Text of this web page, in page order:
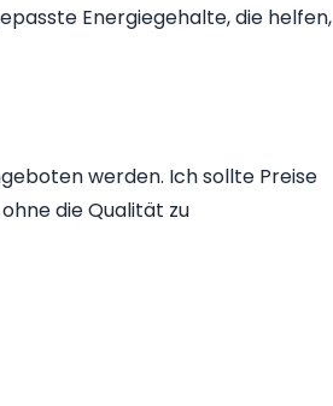
Energiegehalte, die helfen,
werden. Ich sollte Preise
die Qualität zu